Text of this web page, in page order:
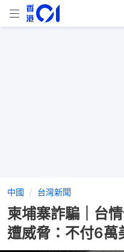
中國 台灣新聞
柬埔寨詐騙｜台
遭威脅：不付6萬